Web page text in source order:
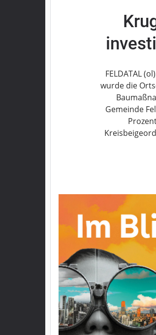
Impressum
Datenschutzerklärung
FELDATAL
wurde die
Gemeinde